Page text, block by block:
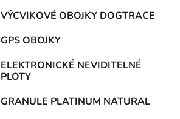
VÝCVIKOVÉ OBOJKY DOGTRACE
GPS OBOJKY
ELEKTRONICKÉ NEVIDITELNÉ
PLOTY
GRANULE PLATINUM NATURAL